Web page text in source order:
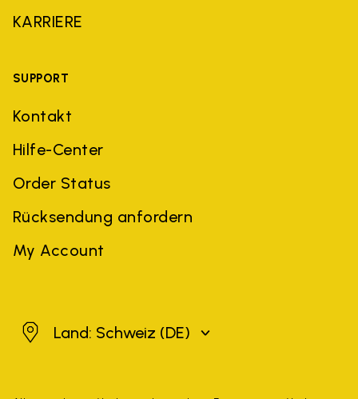
KARRIERE
SUPPORT
Kontakt
Hilfe-Center
Order Status
Rücksendung anfordern
My Account
SchweizLand: Schweiz (DE)